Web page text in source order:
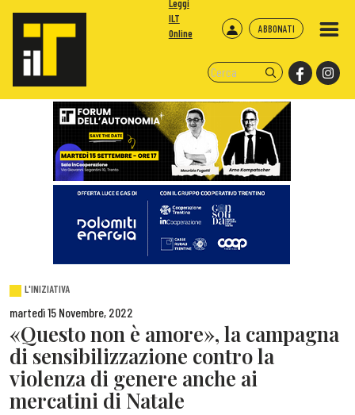
ABBONATI
Leggi
ILT
Online
L'INIZIATIVA
martedì 15 Novembre, 2022
«Questo non è amore», la campagna
di sensibilizzazione contro la
violenza di genere anche ai
mercatini di Natale